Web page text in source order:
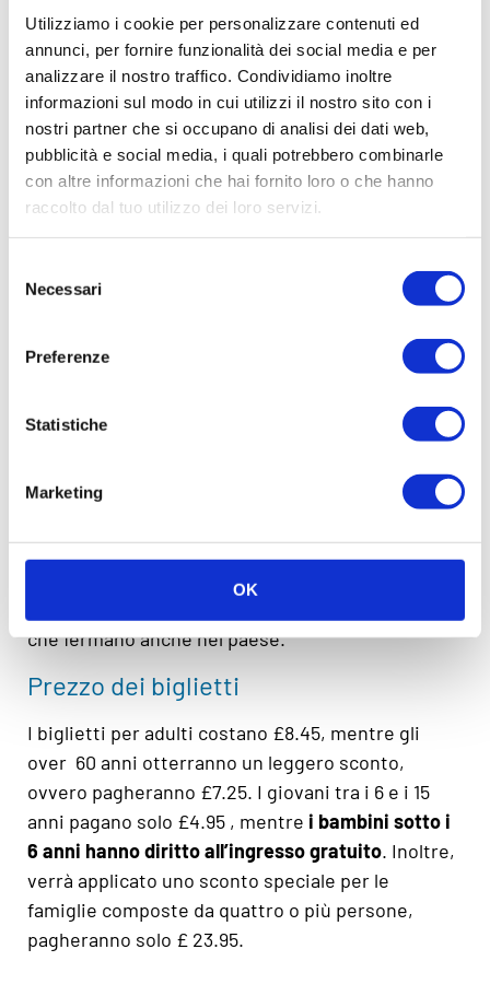
Utilizziamo i cookie per personalizzare contenuti ed
annunci, per fornire funzionalità dei social media e per
analizzare il nostro traffico. Condividiamo inoltre
informazioni sul modo in cui utilizzi il nostro sito con i
nostri partner che si occupano di analisi dei dati web,
pubblicità e social media, i quali potrebbero combinarle
con altre informazioni che hai fornito loro o che hanno
raccolto dal tuo utilizzo dei loro servizi.
delNecessari
Preferenze
Statistiche
Marketing
OK
proposito,
i pannelli informativi sono tradotti in
undici lingue, in questo modo non ti perderai
nessun dettaglio. E’ un luogo ideale per i bambini
e dispone di un negozio dove è possibile
acquistare alcuni souvenir.
Quando visitare questo centro?
alle 15:30. Dal 21 aprile fino al mese di giugno, dalle
ore 9.30 alle 17.00. Nei mesi più caldi, come luglio
periodi di tempo più lunghi, dalle 9:30 alle 18:00.
un’ora prima.
compagniaCitylink,che fermano a Drumnadrochit
nella tratta Inverness – Fort William. Ci sono
che fermano anche nel paese.
Prezzo dei biglietti
I biglietti per adulti costano £8.45, mentre gli
over 60 anni otterranno un leggero sconto,
ovvero pagheranno £7.25. I giovani tra i 6 e i 15
anni pagano solo £4.95 , mentre i bambini sotto i
6 anni hanno diritto all’ingresso gratuito. Inoltre,
verrà applicato uno sconto speciale per le
famiglie composte da quattro o più persone,
pagheranno solo £ 23.95.